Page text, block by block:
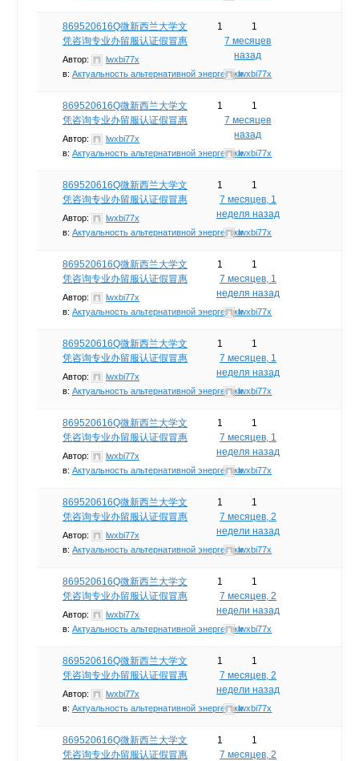
869520616Q微新西兰大学文
凭咨询专业办留服认证假冒惠
Автор:
lwxbi77x
в: Актуальность альтернативной энергетики
1
1
7 месяцев
назад
lwxbi77x
869520616Q微新西兰大学文
凭咨询专业办留服认证假冒惠
Автор:
lwxbi77x
в: Актуальность альтернативной энергетики
1
1
7 месяцев
назад
lwxbi77x
869520616Q微新西兰大学文
凭咨询专业办留服认证假冒惠
Автор:
lwxbi77x
в: Актуальность альтернативной энергетики
1
1
7 месяцев, 1
неделя назад
lwxbi77x
869520616Q微新西兰大学文
凭咨询专业办留服认证假冒惠
Автор:
lwxbi77x
в: Актуальность альтернативной энергетики
1
1
7 месяцев, 1
неделя назад
lwxbi77x
869520616Q微新西兰大学文
凭咨询专业办留服认证假冒惠
Автор:
lwxbi77x
в: Актуальность альтернативной энергетики
1
1
7 месяцев, 1
неделя назад
lwxbi77x
869520616Q微新西兰大学文
凭咨询专业办留服认证假冒惠
Автор:
lwxbi77x
в: Актуальность альтернативной энергетики
1
1
7 месяцев, 1
неделя назад
lwxbi77x
869520616Q微新西兰大学文
凭咨询专业办留服认证假冒惠
Автор:
lwxbi77x
в: Актуальность альтернативной энергетики
1
1
7 месяцев, 2
недели назад
lwxbi77x
869520616Q微新西兰大学文
凭咨询专业办留服认证假冒惠
Автор:
lwxbi77x
в: Актуальность альтернативной энергетики
1
1
7 месяцев, 2
недели назад
lwxbi77x
869520616Q微新西兰大学文
凭咨询专业办留服认证假冒惠
Автор:
lwxbi77x
в: Актуальность альтернативной энергетики
1
1
7 месяцев, 2
недели назад
lwxbi77x
869520616Q微新西兰大学文
凭咨询专业办留服认证假冒惠
1
1
7 месяцев, 2